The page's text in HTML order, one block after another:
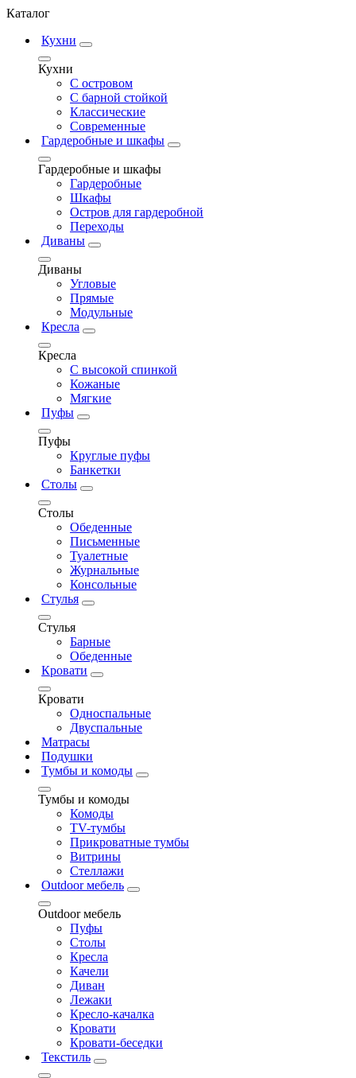
Каталог
Кухни
Кухни
С островом
С барной стойкой
Классические
Современные
Гардеробные и шкафы
Гардеробные и шкафы
Гардеробные
Шкафы
Остров для гардеробной
Переходы
Диваны
Диваны
Угловые
Прямые
Модульные
Кресла
Кресла
С высокой спинкой
Кожаные
Мягкие
Пуфы
Пуфы
Круглые пуфы
Банкетки
Столы
Столы
Обеденные
Письменные
Туалетные
Журнальные
Консольные
Стулья
Стулья
Барные
Обеденные
Кровати
Кровати
Односпальные
Двуспальные
Матрасы
Подушки
Тумбы и комоды
Тумбы и комоды
Комоды
ТV-тумбы
Прикроватные тумбы
Витрины
Стеллажи
Outdoor мебель
Outdoor мебель
Пуфы
Столы
Кресла
Качели
Диван
Лежаки
Кресло-качалка
Кровати
Кровати-беседки
Текстиль